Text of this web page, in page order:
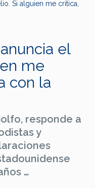
el
me
con la
responde a
y
…